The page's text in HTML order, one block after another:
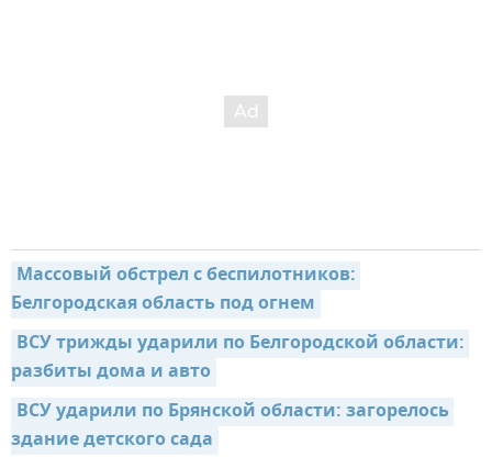
Массовый обстрел с беспилотников:
Белгородская область под огнем
ВСУ трижды ударили по Белгородской области:
разбиты дома и авто
ВСУ ударили по Брянской области: загорелось
здание детского сада